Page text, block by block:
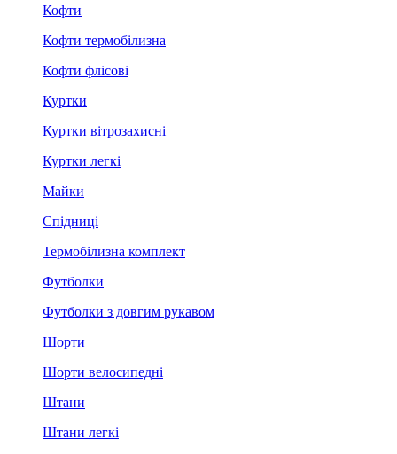
Кофти
Кофти термобілизна
Кофти флісові
Куртки
Куртки вітрозахисні
Куртки легкі
Майки
Спідниці
Термобілизна комплект
Футболки
Футболки з довгим рукавом
Шорти
Шорти велосипедні
Штани
Штани легкі